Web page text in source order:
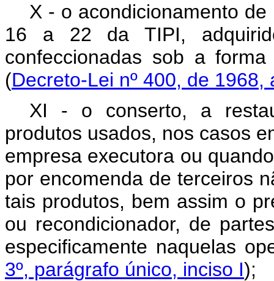
X - o acondicionamento
16 a 22 da TIPI,
confeccionadas sob a
(Decreto-Lei nº 400, de 1968,
XI - o conserto, a
produtos usados, nos casos
empresa executora ou
por encomenda de terceiros
tais produtos, bem assim o
ou recondicionador, de
especificamente naquelas
3º, parágrafo único, inciso I);